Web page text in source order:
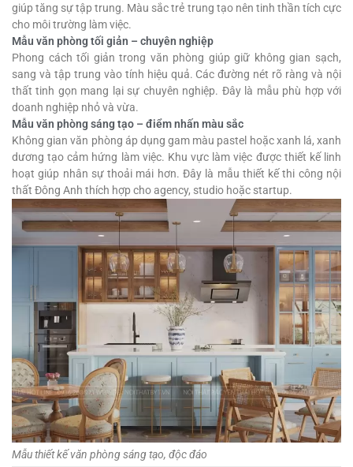
giúp tăng sự tập trung. Màu sắc trẻ trung tạo nên tinh thần tích cực
cho môi trường làm việc.
Mẫu văn phòng tối giản – chuyên nghiệp
Phong cách tối giản trong văn phòng giúp giữ không gian sạch,
sang và tập trung vào tính hiệu quả. Các đường nét rõ ràng và nội
thất tinh gọn mang lại sự chuyên nghiệp. Đây là mẫu phù hợp với
doanh nghiệp nhỏ và vừa.
Mẫu văn phòng sáng tạo – điểm nhấn màu sắc
Không gian văn phòng áp dụng gam màu pastel hoặc xanh lá, xanh
dương tạo cảm hứng làm việc. Khu vực làm việc được thiết kế linh
hoạt giúp nhân sự thoải mái hơn. Đây là mẫu thiết kế thi công nội
thất Đông Anh thích hợp cho agency, studio hoặc startup.
Mẫu thiết kế văn phòng sáng tạo, độc đáo